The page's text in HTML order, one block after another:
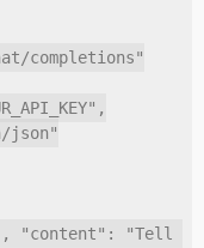
completions"
,
json"
, "content" :
"Tell